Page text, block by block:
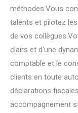
méthodes.Vous
talents et pilotez
de vos
clairs et d’une
comptable et le
clients en toute
déclarations
accompagnement